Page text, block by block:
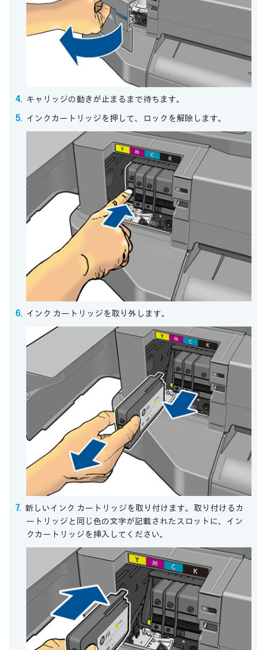
キャリッジの動きが止まるまで待ちます。
インクカートリッジを押して、ロックを解除します。
インク カートリッジを取り外します。
新しいインク カートリッジを取り付けます。取り付けるカ
ートリッジと同じ色の文字が記載されたスロットに、イン
クカートリッジを挿入してください。